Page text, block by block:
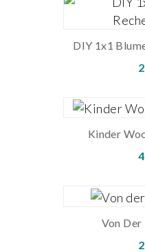
DIY 1x1
Kinder
Von Der